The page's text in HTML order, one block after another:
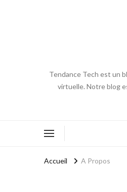
Tendance Tech est un
virtuelle. Notre blog
Accueil A Propos